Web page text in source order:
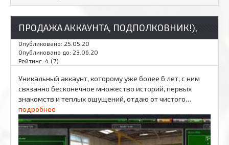
ПРОДАЖА АККАУНТА, ПОДПОЛКОВНИК!),
Опубликовано: 25.05.20
Опубликовано до: 23.06.20
Рейтинг: 4 (7)
Уникальный аккаунт, которому уже более 6 лет, с ним
связанно бесконечное множество историй, первых
знакомств и теплых ощущений, отдаю от чистого…
подробнее